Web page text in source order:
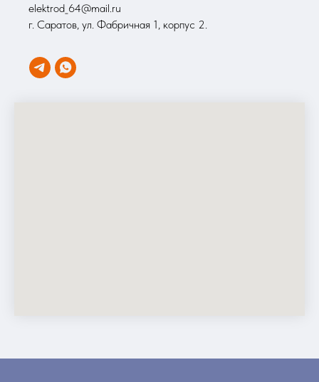
elektrod_64@mail.ru
г. Саратов, ул. Фабричная 1, корпус 2.